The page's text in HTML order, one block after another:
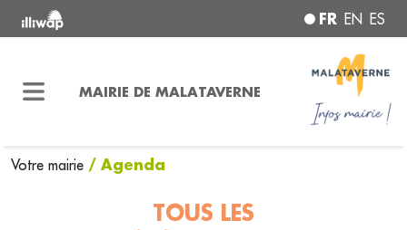
FR EN ES
MAIRIE DE MALATAVERNE
Votre mairie / Agenda
TOUS LES